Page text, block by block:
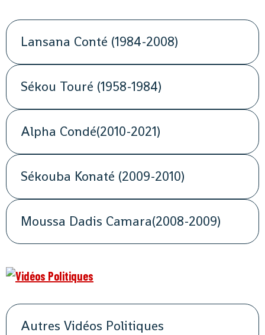
Lansana Conté (1984-2008)
Sékou Touré (1958-1984)
Alpha Condé(2010-2021)
Sékouba Konaté (2009-2010)
Moussa Dadis Camara(2008-2009)
Autres Vidéos Politiques